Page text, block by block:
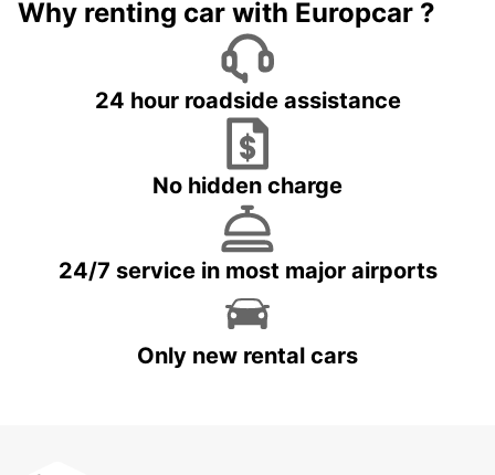
Why renting car with Europcar ?
24 hour roadside assistance
No hidden charge
24/7 service in most major airports
Only new rental cars